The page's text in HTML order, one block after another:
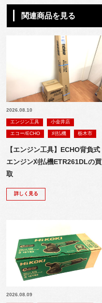
関連商品を見る
2026.08.10
エンジン工具 小金井店
エコー/ECHO 刈払機 栃木市
【エンジン工具】ECHO背負式
エンジン刈払機ETR261DLの買
取
詳しく見る
2026.08.09